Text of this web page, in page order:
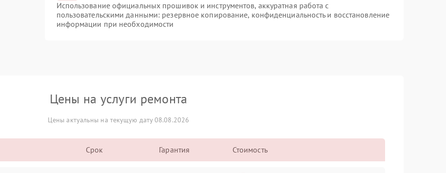
Использование официальных прошивок и инструментов, аккуратная работа с
пользовательскими данными: резервное копирование, конфиденциальность и восстановление
информации при необходимости
Цены на услуги ремонта
Цены актуальны на текущую дату 08.08.2026
Срок Гарантия Стоимость